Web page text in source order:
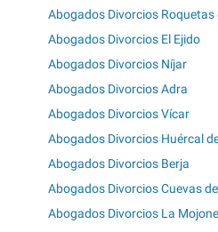
Abogados Divorcios Roquetas
Abogados Divorcios El Ejido
Abogados Divorcios Níjar
Abogados Divorcios Adra
Abogados Divorcios Vícar
Abogados Divorcios Huércal
Abogados Divorcios Berja
Abogados Divorcios Cuevas
Abogados Divorcios La